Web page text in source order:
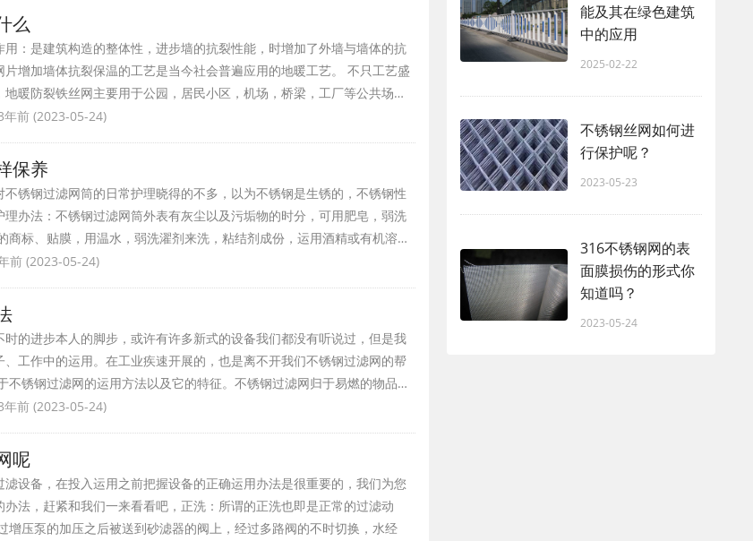
么
：是建筑构造的整体性，进步墙的抗裂性能，时增加了外墙与墙体的抗
增加墙体抗裂保温的工艺是当今社会普遍应用的地暖工艺。 不只工艺盛
暖防裂铁丝网主要用于公园，居民小区，机场，桥梁，工厂等公共场…
年前 (2023-05-24)
保养
锈钢过滤网筒的日常护理晓得的不多，以为不锈钢是生锈的，不锈钢性
办法：不锈钢过滤网筒外表有灰尘以及污垢物的时分，可用肥皂，弱洗
商标、贴膜，用温水，弱洗濯剂来洗，粘结剂成份，运用酒精或有机溶…
前 (2023-05-24)
的进步本人的脚步，或许有许多新式的设备我们都没有听说过，但是我
工作中的运用。在工业疾速开展的，也是离不开我们不锈钢过滤网的帮
不锈钢过滤网的运用方法以及它的特征。不锈钢过滤网归于易燃的物品…
年前 (2023-05-24)
呢
设备，在投入运用之前把握设备的正确运用办法是很重要的，我们为您
法，赶紧和我们一来看看吧，正洗：所谓的正洗也即是正常的过滤动
增压泵的加压之后被送到砂滤器的阀上，经过多路阀的不时切换，水经
能及其在绿色建筑
中的应用
2025-02-22
不锈钢丝网如何进
行保护呢？
2023-05-23
316不锈钢网的表
面膜损伤的形式你
知道吗？
2023-05-24